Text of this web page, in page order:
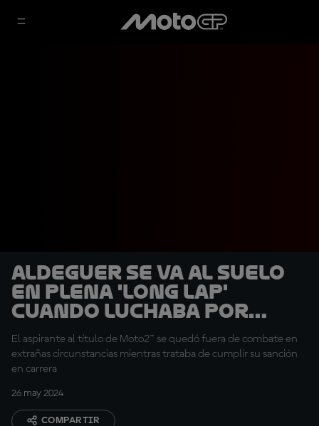
Aldeguer se va al suelo
en plena 'Long Lap'
cuando luchaba por
ganar
El aspirante al título de Moto2™ se quedó fuera de combate en
extrañas circunstancias mientras trataba de cumplir su sanción
en carrera
26 may 2024
COMPARTIR